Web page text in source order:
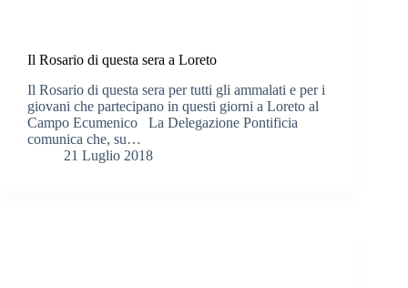
Il Rosario di questa sera a Loreto
Il Rosario di questa sera per tutti gli ammalati e per i
giovani che partecipano in questi giorni a Loreto al
Campo Ecumenico La Delegazione Pontificia
comunica che, su…
21 Luglio 2018